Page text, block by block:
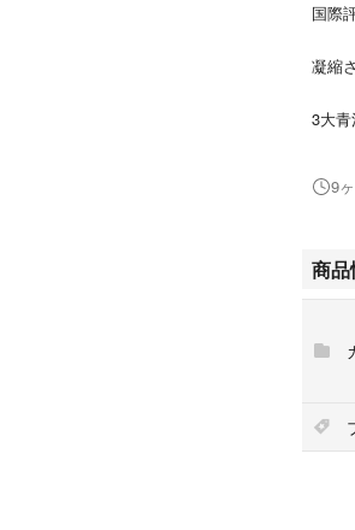
国際
凝縮
3大
安心
賞味
新
外箱
9
商品